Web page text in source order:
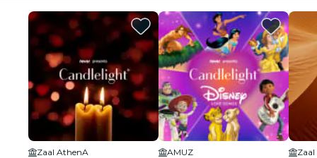
Zaal AthenA
AMUZ